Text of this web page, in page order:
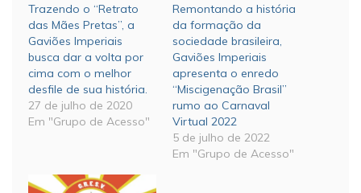
Trazendo o “Retrato
das Mães Pretas”, a
Gaviões Imperiais
busca dar a volta por
cima com o melhor
desfile de sua história.
27 de julho de 2020
Em "Grupo de Acesso"
Remontando a história
da formação da
sociedade brasileira,
Gaviões Imperiais
apresenta o enredo
“Miscigenação Brasil”
rumo ao Carnaval
Virtual 2022
5 de julho de 2022
Em "Grupo de Acesso"